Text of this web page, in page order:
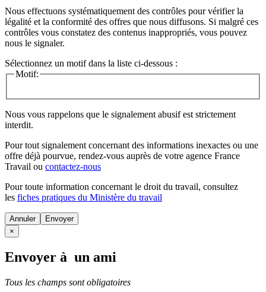
Nous effectuons systématiquement des contrôles pour vérifier la
légalité et la conformité des offres que nous diffusons. Si malgré ces
contrôles vous constatez des contenus inappropriés, vous pouvez
nous le signaler.
Sélectionnez un motif dans la liste ci-dessous :
Motif:
Nous vous rappelons que le signalement abusif est strictement
interdit.
Pour tout signalement concernant des informations inexactes ou une
offre déjà pourvue, rendez-vous auprès de votre agence France
Travail ou contactez-nous
Pour toute information concernant le droit du travail, consultez
les fiches pratiques du Ministère du travail
Annuler
×
Envoyer à un ami
Tous les champs sont obligatoires